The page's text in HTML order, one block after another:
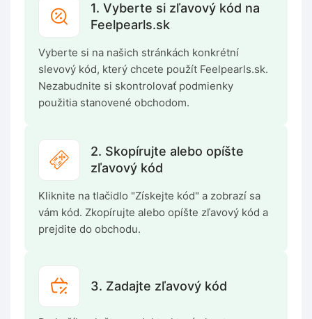
1. Vyberte si zľavový kód na
Feelpearls.sk
Vyberte si na našich stránkách konkrétní
slevový kód, který chcete použít Feelpearls.sk.
Nezabudnite si skontrolovať podmienky
použitia stanovené obchodom.
2. Skopírujte alebo opíšte
zľavový kód
Kliknite na tlačidlo "Získejte kód" a zobrazí sa
vám kód. Zkopírujte alebo opíšte zľavový kód a
prejdite do obchodu.
3. Zadajte zľavový kód